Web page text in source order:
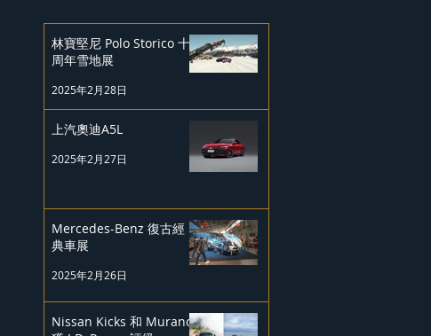
林寶堅尼 Polo Storico 十
周年雪地展
2025年2月28日
上汽奧迪A5L
2025年2月27日
Mercedes-Benz 復古經
典車展
2025年2月26日
Nissan Kicks 和 Murano